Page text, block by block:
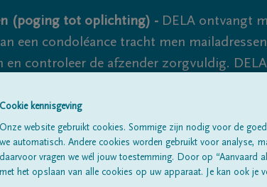
(poging tot oplichting) - DELA ontvangt
een condoléance tracht men
controleer de afzender zorgvuldig.
echter nooit volledig uit te sluiten, dus blijf
Alle
Cookie kennisgeving
Onze website gebruikt cookies. Sommige zijn nodig voor de
we automatisch. Andere cookies worden gebruikt voor analyse,
daarvoor vragen we wél jouw toestemming. Door op “Aanvaard
met het opslaan van alle cookies op uw apparaat. Je kan ook je